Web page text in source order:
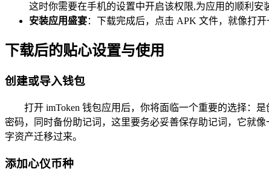
这时你需要在手机的设置中开启该权限,为应用的顺利安
安装应用盛宴：下载完成后，点击 APK 文件，就像打
下载后的贴心设置与使用
创建或导入钱包
打开 imToken 钱包应用后，你将面临一个重要的选择：
密码，同时备份助记词，这里要务必妥善保存助记词，它就
字资产迁移过来。
添加心仪币种